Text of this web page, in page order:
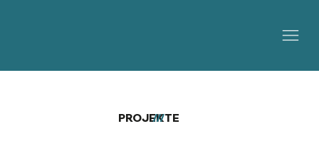
PROJEKTE
///